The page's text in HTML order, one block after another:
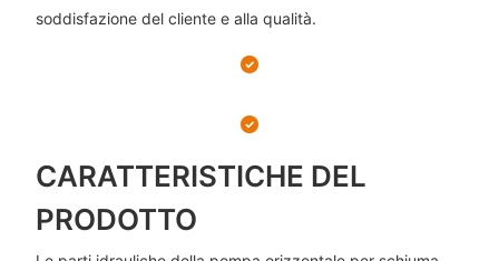
soddisfazione del cliente e alla qualità.
CARATTERISTICHE DEL
PRODOTTO